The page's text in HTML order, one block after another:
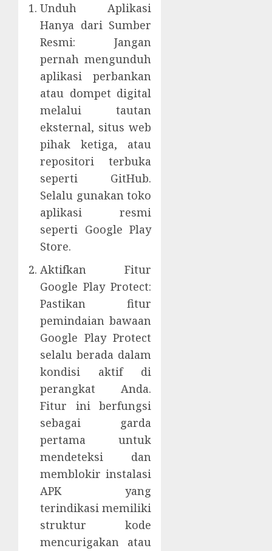
Unduh Aplikasi
Hanya dari Sumber
Resmi: Jangan
pernah mengunduh
aplikasi perbankan
atau dompet digital
melalui tautan
eksternal, situs web
pihak ketiga, atau
repositori terbuka
seperti GitHub.
Selalu gunakan toko
aplikasi resmi
seperti Google Play
Store.
Aktifkan Fitur
Google Play Protect:
Pastikan fitur
pemindaian bawaan
Google Play Protect
selalu berada dalam
kondisi aktif di
perangkat Anda.
Fitur ini berfungsi
sebagai garda
pertama untuk
mendeteksi dan
memblokir instalasi
APK yang
terindikasi memiliki
struktur kode
mencurigakan atau